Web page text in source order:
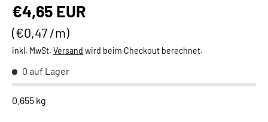
Normaler Preis
€4,65 EUR
Grundpreis
€0,47 /m
inkl. MwSt. Versand wird beim Checkout berechnet.
0 auf Lager
0.655 kg